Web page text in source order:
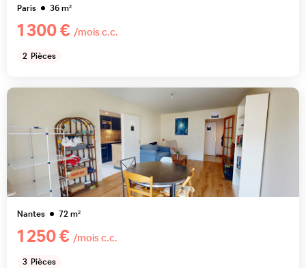
Paris 36m²
1 300 € /mois c.c.
2 Pièces
Nantes 72m²
1 250 € /mois c.c.
3 Pièces